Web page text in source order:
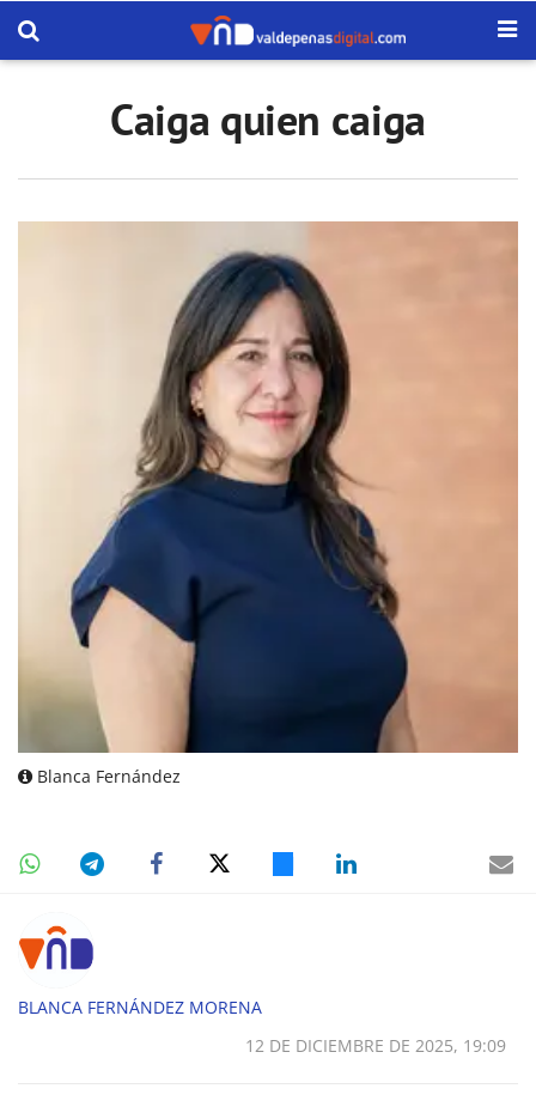
Caiga quien caiga
Blanca Fernández
BLANCA FERNÁNDEZ MORENA
12 DE DICIEMBRE DE 2025, 19:09